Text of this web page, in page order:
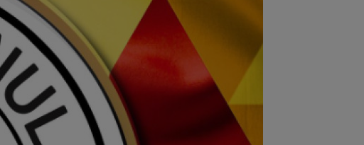
00:56 VIDEO
Bogdan Andone, pus pe
glume după Craiova - FC Argeș 0-1! Ce i-a
spus lui Gigi...